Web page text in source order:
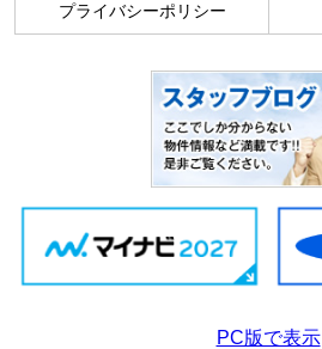
プライバシーポリシー
PC版で表示